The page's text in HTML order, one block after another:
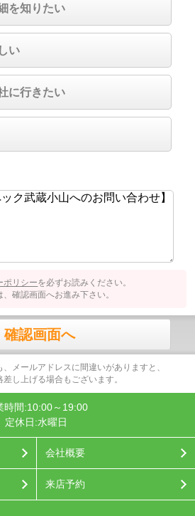
を知りたい
い
に行きたい
ポリシーを必ずお読みください。
確認画面へお進み下さい。
確認画面へ
メールアドレスに間違いがありますと、
し上げる場合もございます。
時間:10:00～19:00
定休日:水曜日
会社概要
来店予約